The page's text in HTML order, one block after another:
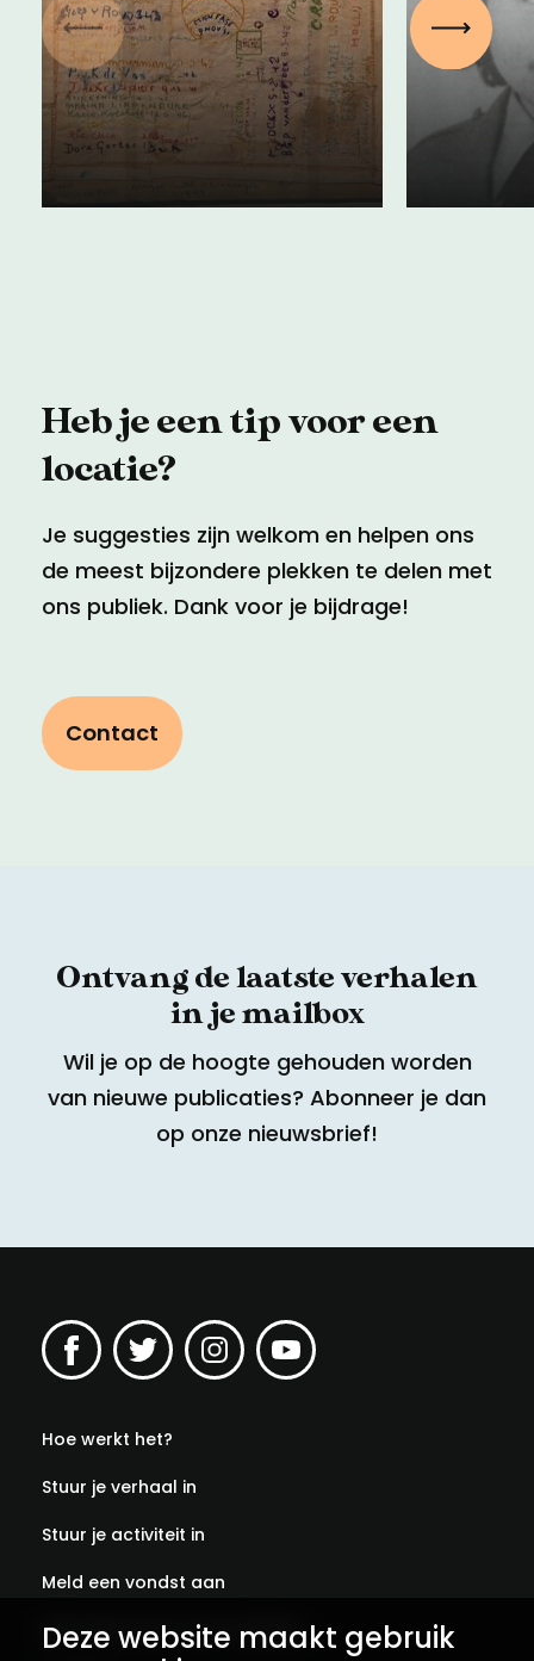
Deze website maakt gebruik
Vrouwen in het
Oranjehotel
tegen
11 juli
Vorige
Heb je een tip voor een
locatie?
Je suggesties zijn welkom en helpen ons
de meest bijzondere plekken te delen met
ons publiek. Dank voor je bijdrage!
Contact
Ontvang de laatste verhalen
in je mailbox
Wil je op de hoogte gehouden worden
van nieuwe publicaties? Abonneer je dan
op onze nieuwsbrief!
Hoe werkt het?
Stuur je verhaal in
Stuur je activiteit in
Meld een vondst aan
Abonneer je op onze verhalen